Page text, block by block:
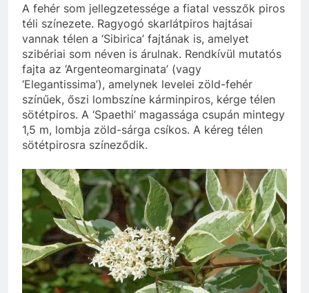
A fehér som jellegzetessége a fiatal vesszők piros
téli színezete. Ragyogó skarlátpiros hajtásai
vannak télen a ‘Sibirica’ fajtának is, amelyet
szibériai som néven is árulnak. Rendkívül mutatós
fajta az ‘Argenteomarginata’ (vagy
‘Elegantissima’), amelynek levelei zöld-fehér
színűek, őszi lombszíne kárminpiros, kérge télen
sötétpiros. A ‘Spaethi’ magassága csupán mintegy
1,5 m, lombja zöld-sárga csíkos. A kéreg télen
sötétpirosra színeződik.